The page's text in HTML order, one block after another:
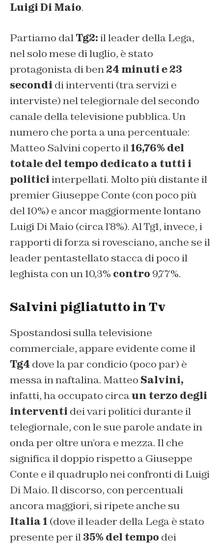
Luigi Di Maio.
Partiamo dalTg2:il leader della Lega,
nel solo mese di luglio, è stato
protagonista di ben24 minuti e 23
secondi di interventi (tra servizi e
interviste) nel telegiornale del secondo
canale della televisione pubblica. Un
numero che porta a una percentuale:
Matteo Salvini coperto il16,76% del
totale del tempo dedicato a tutti i
politiciinterpellati. Molto più distante il
premier Giuseppe Conte (con poco più
del 10%) e ancor maggiormente lontano
Luigi Di Maio (circa l’8%). Al Tg1, invece, i
rapporti di forza si rovesciano, anche se il
leader pentastellato stacca di poco il
leghista con un 10,3% contro 9,77%.
Salvini pigliatutto in Tv
Spostandosi sulla televisione
commerciale, appare evidente come il
Tg4 dove la par condicio (poco par) è
messa in naftalina. Matteo Salvini,
infatti, ha occupato circaun terzo degli
interventi dei vari politici durante il
telegiornale, con le sue parole andate in
onda per oltre un’ora e mezza. Il che
significa il doppio rispetto a Giuseppe
Conte e il quadruplo nei confronti di Luigi
Di Maio. Il discorso, con percentuali
ancora maggiori, si ripete anche su
Italia 1 (dove il leader della Lega è stato
presente per il35% del tempo dei